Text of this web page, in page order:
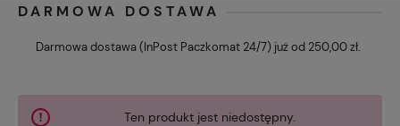
DARMOWA DOSTAWA
Darmowa dostawa (InPost Paczkomat 24/7) już od 250,00 zł.
Ten produkt jest niedostępny.